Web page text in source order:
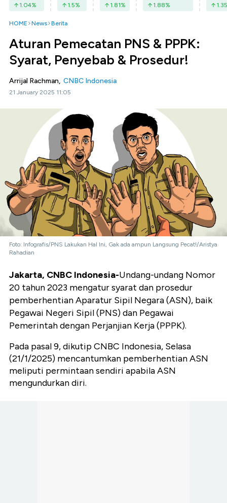
1.04% 1.5% 1.81% 1.88% 1.35
HOME News Berita
Aturan Pemecatan PNS & PPPK:
Syarat, Penyebab & Prosedur!
Arrijal Rachman, CNBC Indonesia
21 January 2025 11:05
Foto: Infografis/PNS Lakukan Hal Ini, Gak ada ampun Langsung Pecat!/Aristya
Rahadian
Jakarta, CNBC Indonesia-Undang-undang Nomor
20 tahun 2023 mengatur syarat dan prosedur
pemberhentian Aparatur Sipil Negara (ASN), baik
Pegawai Negeri Sipil (PNS) dan Pegawai
Pemerintah dengan Perjanjian Kerja (PPPK).
Pada pasal 9, dikutip CNBC Indonesia, Selasa
(21/1/2025) mencantumkan pemberhentian ASN
meliputi permintaan sendiri apabila ASN
mengundurkan diri.